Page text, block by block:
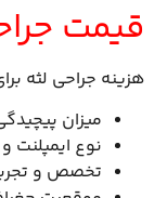
قیمت
هزینه جراحی لثه
میزان
نوع ایمپلنت
تخصص و